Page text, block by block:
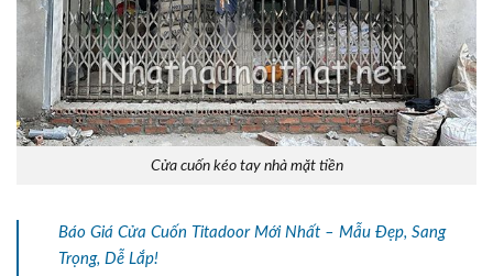
Cửa cuốn kéo tay nhà mặt tiền
Báo Giá Cửa Cuốn Titadoor Mới Nhất – Mẫu Đẹp, Sang
Trọng, Dễ Lắp!